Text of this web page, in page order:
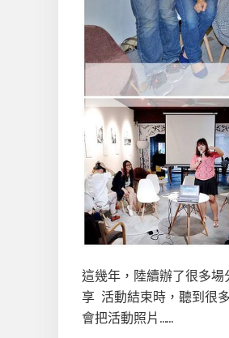
這幾年，陸續辦了很多
享 活動結束時，聽到很
會把活動照片……